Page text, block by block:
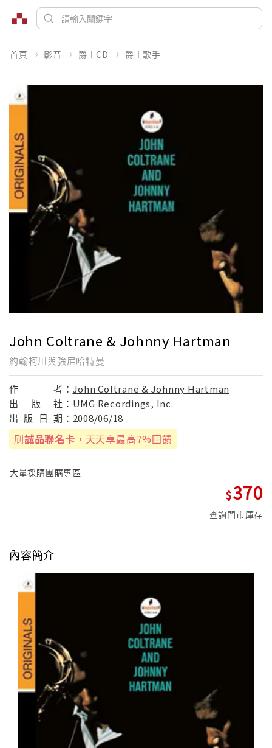
首頁 影音 爵士CD 爵士歌手
John Coltrane & Johnny Hartman
約翰柯川與強尼哈特曼
作 者： John Coltrane & Johnny Hartman
出
版 社： UMG Recordings, Inc.
出 版 日 期： 2008/06/18
刷誠品聯名卡 ，天天享最高7%回饋
大量採購團購專區
370
查詢門市庫存
內容簡介